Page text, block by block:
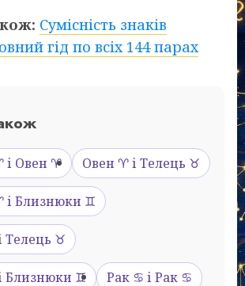
Сумісність знаків
гід по всіх 144 парах
і Овен ♈ Овен ♈ і Телець ♉
і Близнюки ♊
Телець ♉
Близнюки ♊ Рак ♋ і Рак ♋